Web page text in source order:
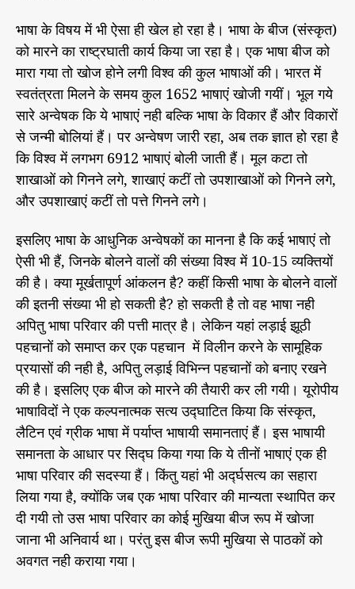
भाषा के विषय में भी ऐसा ही खेल हो रहा है। भाषा के बीज (संस्कृत)
को मारने का राष्ट्रघाती कार्य किया जा रहा है। एक भाषा बीज को
मारा गया तो खोज होने लगी विश्व की कुल भाषाओं की। भारत में
स्वतंत्रता मिलने के समय कुल 1652 भाषाएं खोजी गयीं। भूल गये
सारे अन्वेषक कि ये भाषाएं नही बल्कि भाषा के विकार हैं और विकारों
से जन्मी बोलियां हैं। पर अन्वेषण जारी रहा, अब तक ज्ञात हो रहा है
कि विश्व में लगभग 6912 भाषाएं बोली जाती हैं। मूल कटा तो
शाखाओं को गिनने लगे, शाखाएं कटीं तो उपशाखाओं को गिनने लगे,
और उपशाखाएं कटीं तो पत्ते गिनने लगे।
इसलिए भाषा के आधुनिक अन्वेषकों का मानना है कि कई भाषाएं तो
ऐसी भी हैं, जिनके बोलने वालों की संख्या विश्व में 10-15 व्यक्तियों
की है। क्या मूर्खतापूर्ण आंकलन है? कहीं किसी भाषा के बोलने वालों
की इतनी संख्या भी हो सकती है? हो सकती है तो वह भाषा नही
अपितु भाषा परिवार की पत्ती मात्र है। लेकिन यहां लड़ाई झूठी
पहचानों को समाप्त कर एक पहचान में विलीन करने के सामूहिक
प्रयासों की नही है, अपितु लड़ाई विभिन्न पहचानों को बनाए रखने
की है। इसलिए एक बीज को मारने की तैयारी कर ली गयी। यूरोपीय
भाषाविदों ने एक कल्पनात्मक सत्य उद्घाटित किया कि संस्कृत,
लैटिन एवं ग्रीक भाषा में पर्याप्त भाषायी समानताएं हैं। इस भाषायी
समानता के आधार पर सिद्घ किया गया कि ये तीनों भाषाएं एक ही
भाषा परिवार की सदस्या हैं। किंतु यहां भी अर्द्घसत्य का सहारा
लिया गया है, क्योंकि जब एक भाषा परिवार की मान्यता स्थापित कर
दी गयी तो उस भाषा परिवार का कोई मुखिया बीज रूप में खोजा
जाना भी अनिवार्य था। परंतु इस बीज रूपी मुखिया से पाठकों को
अवगत नही कराया गया।